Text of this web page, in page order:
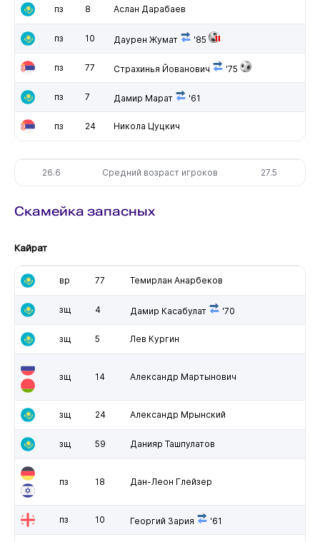
пз 8 Аслан Дарабаев
пз 10 Даурен Жумат '85
пз 77 Страхинья Йованович '75
пз 7 Дамир Марат '61
пз 24 Никола Цуцкич
26.6 Средний возраст игроков 27.5
Скамейка запасных
Кайрат
вр 77 Темирлан Анарбеков
зщ 4 Дамир Касабулат '70
зщ 5 Лев Кургин
зщ 14 Александр Мартынович
зщ 24 Александр Мрынский
зщ 59 Данияр Ташпулатов
пз 18 Дан-Леон Глейзер
пз 10 Георгий Зария '61